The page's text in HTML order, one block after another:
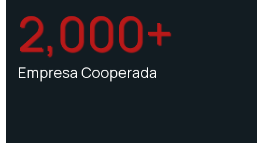
2,000+
Empresa Cooperada